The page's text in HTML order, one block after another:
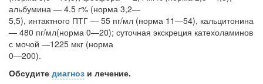
альбумина — 4.5 г% (норма 3,2—
5,5), интактного ПТГ — 55 пг/мл (норма 11—54), кальцитонина
— 480 пг/мл(норма 0—20); суточная экскреция катехоламинов
с мочой —1225 мкг (норма
0—200).
Обсудите диагноз и лечение.